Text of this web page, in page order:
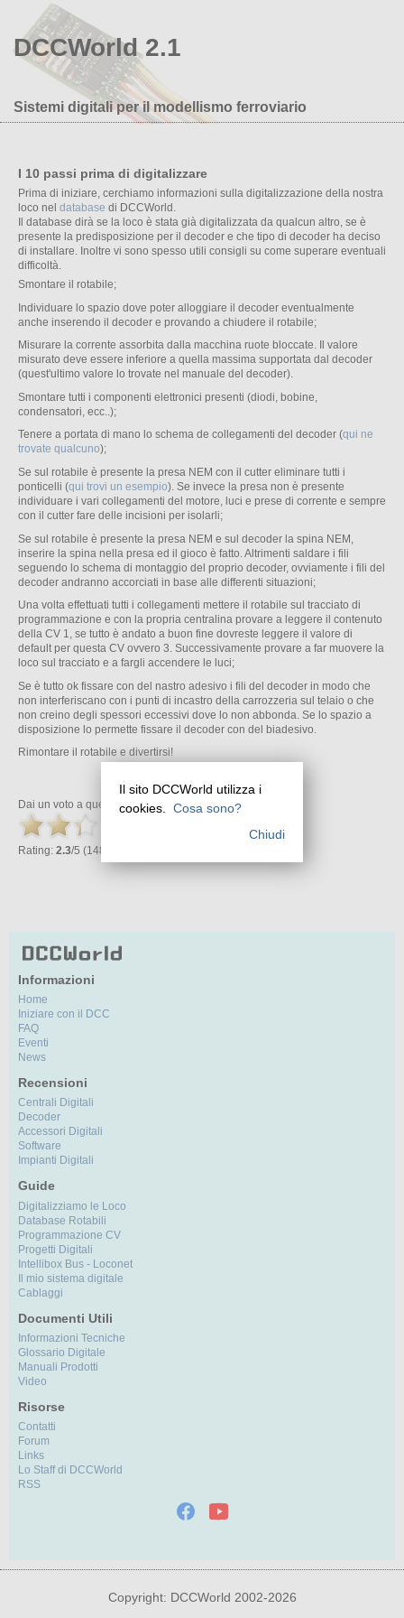
DCCWorld 2.1
Sistemi digitali per il modellismo ferroviario
I 10 passi prima di digitalizzare
Prima di iniziare, cerchiamo informazioni sulla digitalizzazione della nostra
loco nel database di DCCWorld.
Il database dirà se la loco è stata già digitalizzata da qualcun altro, se è
presente la predisposizione per il decoder e che tipo di decoder ha deciso
di installare. Inoltre vi sono spesso utili consigli su come superare eventuali
difficoltà.
Smontare il rotabile;
Individuare lo spazio dove poter alloggiare il decoder eventualmente
anche inserendo il decoder e provando a chiudere il rotabile;
Misurare la corrente assorbita dalla macchina ruote bloccate. Il valore
misurato deve essere inferiore a quella massima supportata dal decoder
(quest'ultimo valore lo trovate nel manuale del decoder).
Smontare tutti i componenti elettronici presenti (diodi, bobine,
condensatori, ecc..);
Tenere a portata di mano lo schema de collegamenti del decoder (qui ne
trovate qualcuno);
Se sul rotabile è presente la presa NEM con il cutter eliminare tutti i
ponticelli (qui trovi un esempio). Se invece la presa non è presente
individuare i vari collegamenti del motore, luci e prese di corrente e sempre
con il cutter fare delle incisioni per isolarli;
Se sul rotabile è presente la presa NEM e sul decoder la spina NEM,
inserire la spina nella presa ed il gioco è fatto. Altrimenti saldare i fili
seguendo lo schema di montaggio del proprio decoder, ovviamente i fili del
decoder andranno accorciati in base alle differenti situazioni;
Una volta effettuati tutti i collegamenti mettere il rotabile sul tracciato di
programmazione e con la propria centralina provare a leggere il contenuto
della CV 1, se tutto è andato a buon fine dovreste leggere il valore di
default per questa CV ovvero 3. Successivamente provare a far muovere la
loco sul tracciato e a fargli accendere le luci;
Se è tutto ok fissare con del nastro adesivo i fili del decoder in modo che
non interferiscano con i punti di incastro della carrozzeria sul telaio o che
non creino degli spessori eccessivi dove lo non abbonda. Se lo spazio a
disposizione lo permette fissare il decoder con del biadesivo.
Rimontare il rotabile e divertirsi!
Dai un voto a questa pagina:
Rating: 2.3/5 (148 votes cast)
Informazioni
Home
Iniziare con il DCC
FAQ
Eventi
News
Recensioni
Centrali Digitali
Decoder
Accessori Digitali
Software
Impianti Digitali
Guide
Digitalizziamo le Loco
Database Rotabili
Programmazione CV
Progetti Digitali
Intellibox Bus - Loconet
Il mio sistema digitale
Cablaggi
Documenti Utili
Informazioni Tecniche
Glossario Digitale
Manuali Prodotti
Video
Risorse
Contatti
Forum
Links
Lo Staff di DCCWorld
RSS
Copyright: DCCWorld 2002-2026
Il sito DCCWorld utilizza i
cookies.
Cosa sono?
Chiudi